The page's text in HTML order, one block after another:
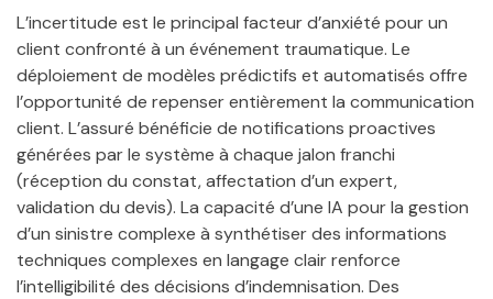
L’incertitude est le principal facteur d’anxiété pour un
client confronté à un événement traumatique. Le
déploiement de modèles prédictifs et automatisés offre
l’opportunité de repenser entièrement la communication
client. L’assuré bénéficie de notifications proactives
générées par le système à chaque jalon franchi
(réception du constat, affectation d’un expert,
validation du devis). La capacité d’une IA pour la gestion
d’un sinistre complexe à synthétiser des informations
techniques complexes en langage clair renforce
l’intelligibilité des décisions d’indemnisation. Des